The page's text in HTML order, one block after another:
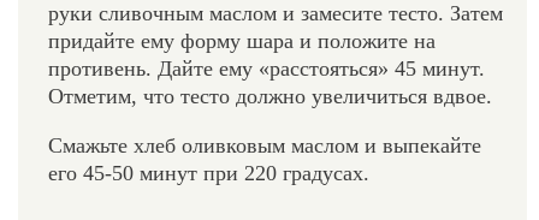
руки сливочным маслом и замесите тесто. Затем
придайте ему форму шара и положите на
противень. Дайте ему «расстояться» 45 минут.
Отметим, что тесто должно увеличиться вдвое.
Смажьте хлеб оливковым маслом и выпекайте
его 45-50 минут при 220 градусах.